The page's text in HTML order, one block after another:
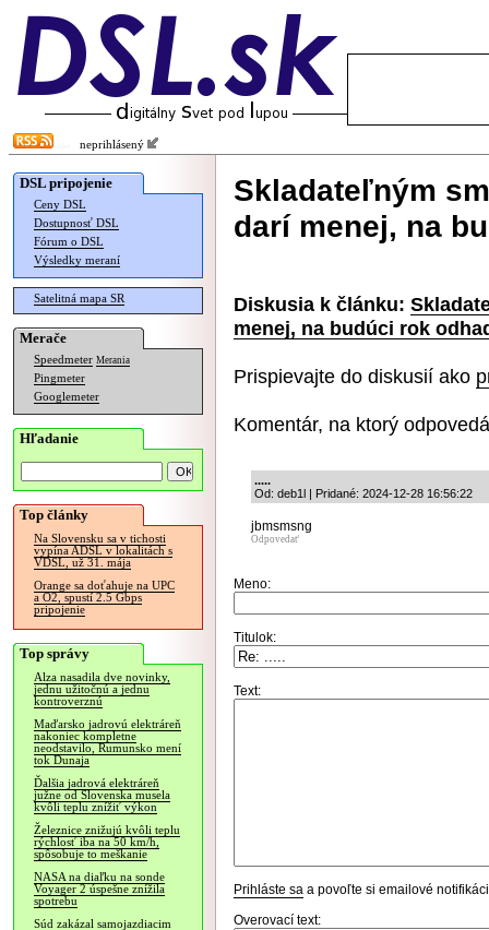
neprihlásený
DSL pripojenie
Ceny DSL
Dostupnosť DSL
Fórum o DSL
Výsledky meraní
Satelitná mapa SR
Merače
Speedmeter Merania
Pingmeter
Googlemeter
Hľadanie
Top články
Na Slovensku sa v tichosti
vypína ADSL v lokalitách s
VDSL, už 31. mája
Orange sa doťahuje na UPC
a O2, spustí 2.5 Gbps
pripojenie
Top správy
Alza nasadila dve novinky,
jednu užitočnú a jednu
kontroverznú
Maďarsko jadrovú elektráreň
nakoniec kompletne
neodstavilo, Rumunsko mení
tok Dunaja
Ďalšia jadrová elektráreň
južne od Slovenska musela
kvôli teplu znížiť výkon
Železnice znižujú kvôli teplu
rýchlosť iba na 50 km/h,
spôsobuje to meškanie
NASA na diaľku na sonde
Voyager 2 úspešne znížila
spotrebu
Súd zakázal samojazdiacim
Skladateľným
darí menej, na
Diskusia k článku:
menej, na budúci rok
Prispievajte do diskusií ako
Komentár, na ktorý
.....
Od: deb1l | Pridané: 2024-12-28 16:56:22
jbmsmsng
Odpovedať
Meno:
Titulok:
Text:
Prihláste sa a povoľte si emailové
Overovací text: